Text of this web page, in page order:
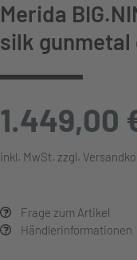
Merida
silk gunmetal
1.449,00
inkl. MwSt. zzgl.
Frage zum Artikel
Händlerinformationen